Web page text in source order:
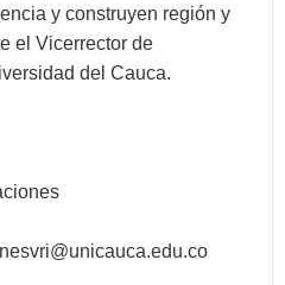
y construyen región y
el Vicerrector de
del Cauca.